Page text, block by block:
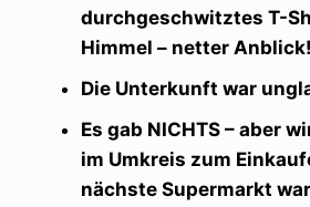
durchgeschwitztes T-
Himmel – netter Anblick!
Die Unterkunft war
Es gab NICHTS – aber
im Umkreis zum
nächste Supermarkt